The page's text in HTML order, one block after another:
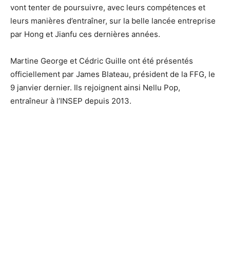
vont tenter de poursuivre, avec leurs compétences et
leurs manières d’entraîner, sur la belle lancée entreprise
par Hong et Jianfu ces dernières années.
Martine George et Cédric Guille ont été présentés
officiellement par James Blateau, président de la FFG, le
9 janvier dernier. Ils rejoignent ainsi Nellu Pop,
entraîneur à l’INSEP depuis 2013.